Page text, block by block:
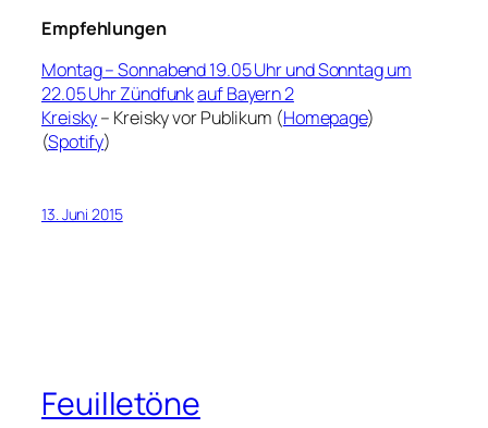
Empfehlungen
Montag – Sonnabend 19.05 Uhr und Sonntag um
22.05 Uhr Zündfunkauf Bayern 2
Kreisky– Kreisky vor Publikum (Homepage)
(Spotify)
13. Juni 2015
Feuilletöne